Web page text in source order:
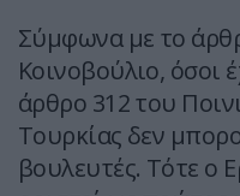
Σύμφωνα με το
Κοινοβούλιο, όσοι
άρθρο 312 του
Τουρκίας δεν
βουλευτές. Τότε ο